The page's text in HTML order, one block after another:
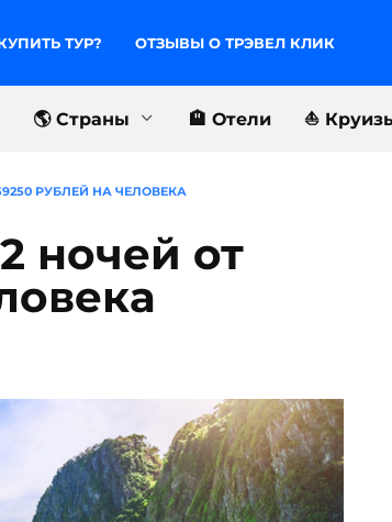
ТУР? ОТЗЫВЫ О ТРЭВЕЛ КЛИК
🌎 Страны 🏨 Отели ⛵️
РУБЛЕЙ НА ЧЕЛОВЕКА
ночей от